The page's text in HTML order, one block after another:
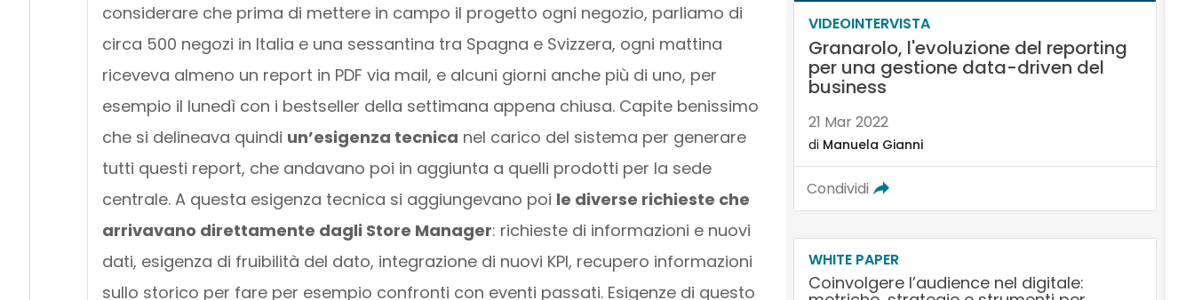
considerare che prima di mettere in campo il progetto ogni negozio, parliamo di
circa 500 negozi in Italia e una sessantina tra Spagna e Svizzera, ogni mattina
riceveva almeno un report in PDF via mail, e alcuni giorni anche più di uno, per
esempio il lunedì con i bestseller della settimana appena chiusa. Capite benissimo
che si delineava quindi un’esigenza tecnica nel carico del sistema per generare
tutti questi report, che andavano poi in aggiunta a quelli prodotti per la sede
centrale. A questa esigenza tecnica si aggiungevano poi le diverse richieste che
arrivavano direttamente dagli Store Manager: richieste di informazioni e nuovi
dati, esigenza di fruibilità del dato, integrazione di nuovi KPI, recupero informazioni
sullo storico per fare per esempio confronti con eventi passati. Esigenze di questo
VIDEOINTERVISTA
Granarolo, l'evoluzione del reporting
per una gestione data-driven del
business
21 Mar 2022
di Manuela Gianni
Condividi
WHITE PAPER
Coinvolgere l’audience nel digitale: